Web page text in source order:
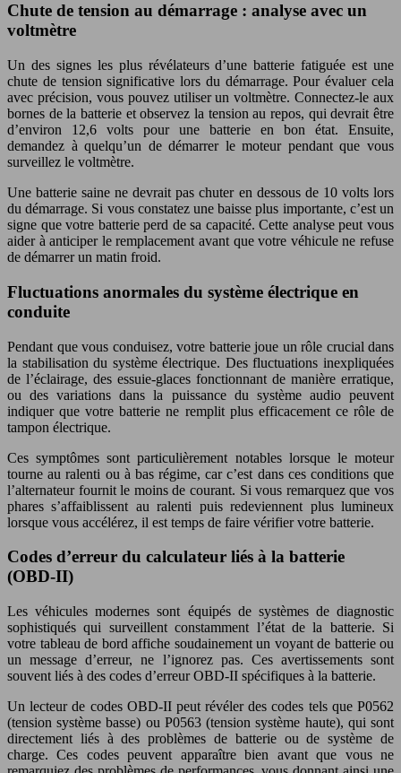
Chute de tension au démarrage : analyse avec un
voltmètre
Un des signes les plus révélateurs d’une batterie fatiguée est une
chute de tension significative lors du démarrage. Pour évaluer cela
avec précision, vous pouvez utiliser un voltmètre. Connectez-le aux
bornes de la batterie et observez la tension au repos, qui devrait être
d’environ 12,6 volts pour une batterie en bon état. Ensuite,
demandez à quelqu’un de démarrer le moteur pendant que vous
surveillez le voltmètre.
Une batterie saine ne devrait pas chuter en dessous de 10 volts lors
du démarrage. Si vous constatez une baisse plus importante, c’est un
signe que votre batterie perd de sa capacité. Cette analyse peut vous
aider à anticiper le remplacement avant que votre véhicule ne refuse
de démarrer un matin froid.
Fluctuations anormales du système électrique en
conduite
Pendant que vous conduisez, votre batterie joue un rôle crucial dans
la stabilisation du système électrique. Des fluctuations inexpliquées
de l’éclairage, des essuie-glaces fonctionnant de manière erratique,
ou des variations dans la puissance du système audio peuvent
indiquer que votre batterie ne remplit plus efficacement ce rôle de
tampon électrique.
Ces symptômes sont particulièrement notables lorsque le moteur
tourne au ralenti ou à bas régime, car c’est dans ces conditions que
l’alternateur fournit le moins de courant. Si vous remarquez que vos
phares s’affaiblissent au ralenti puis redeviennent plus lumineux
lorsque vous accélérez, il est temps de faire vérifier votre batterie.
Codes d’erreur du calculateur liés à la batterie
(OBD-II)
Les véhicules modernes sont équipés de systèmes de diagnostic
sophistiqués qui surveillent constamment l’état de la batterie. Si
votre tableau de bord affiche soudainement un voyant de batterie ou
un message d’erreur, ne l’ignorez pas. Ces avertissements sont
souvent liés à des codes d’erreur OBD-II spécifiques à la batterie.
Un lecteur de codes OBD-II peut révéler des codes tels que P0562
(tension système basse) ou P0563 (tension système haute), qui sont
directement liés à des problèmes de batterie ou de système de
charge. Ces codes peuvent apparaître bien avant que vous ne